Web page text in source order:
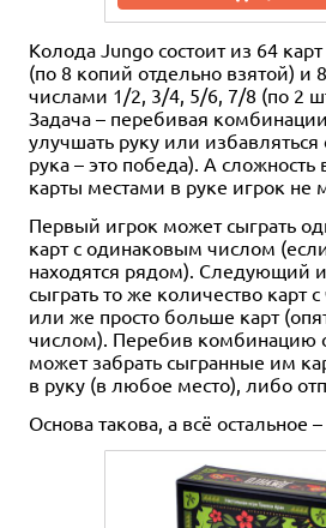
Колода Jungo состоит из 64
(по 8 копий отдельно взятой) и
числами 1/2, 3/4, 5/6, 7/8 (по 2
Задача – перебивая
улучшать руку или избавляться
рука – это победа). А сложность
карты местами в руке игрок не
Первый игрок может сыграть
карт с одинаковым числом
находятся рядом). Следующий
сыграть то же количество карт
или же просто больше карт
числом). Перебив комбинацию
может забрать сыгранные им
в руку (в любое место), либо
Основа такова, а всё остальное